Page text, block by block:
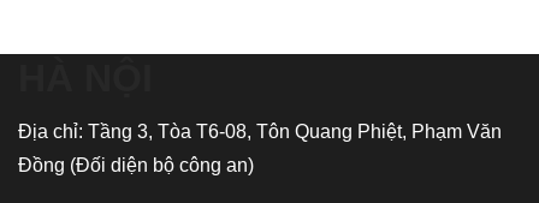
Địa chỉ: Tầng 3, Tòa T6-08, Tôn Quang Phiệt, Phạm Văn
Đồng (Đối diện bộ công an)